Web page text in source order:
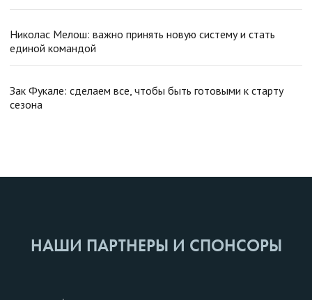
Николас Мелош: важно принять новую систему и стать
единой командой
Зак Фукале: сделаем все, чтобы быть готовыми к старту
сезона
НАШИ ПАРТНЕРЫ И СПОНСОРЫ